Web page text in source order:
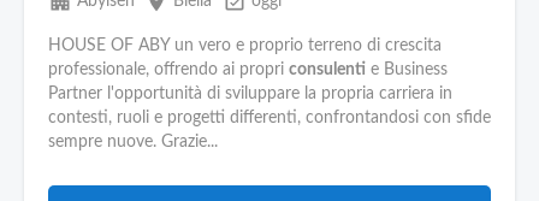
HOUSE OF ABY un vero e proprio terreno di crescita
professionale, offrendo ai propri consulenti e Business
Partner l'opportunità di sviluppare la propria carriera in
contesti, ruoli e progetti differenti, confrontandosi con sfide
sempre nuove. Grazie...